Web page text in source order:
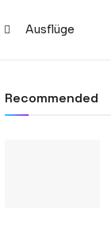
Ausflüge
Recommended